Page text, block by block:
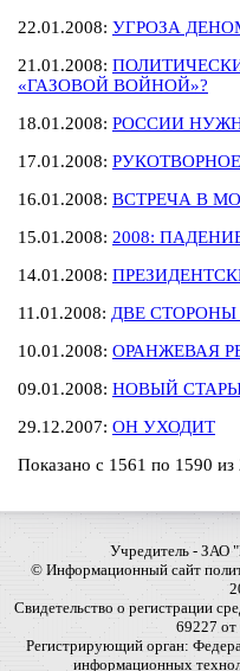
22.01.2008: УГРОЗА
21.01.2008:
«ГАЗОВОЙ ВОЙНОЙ»?
18.01.2008: РОССИИ
17.01.2008:
16.01.2008: ВСТРЕЧА В
15.01.2008: 2008:
14.01.2008:
11.01.2008: ДВЕ
10.01.2008: ОРАНЖЕВАЯ
09.01.2008: НОВЫЙ
29.12.2007: ОН УХОДИТ
Показано с 1561 по 1590 из
Учредитель - ЗАО
© Информационный сайт
Свидетельство о регистрации
69227 от
Регистрирующий орган:
информационных